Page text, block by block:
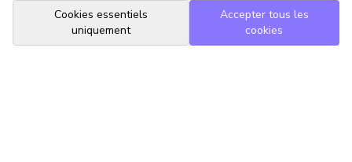
Cookies essentiels
uniquement
Accepter tous les
cookies